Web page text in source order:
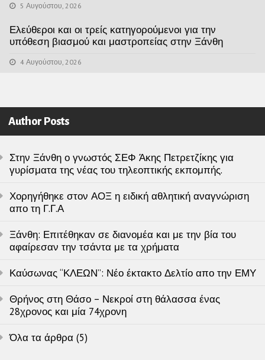
5 Αυγούστου, 2026
Ελεύθεροι και οι τρείς κατηγορούμενοι για την
υπόθεση βιασμού και μαστροπείας στην Ξάνθη
4 Αυγούστου, 2026
Author Posts
Στην Ξάνθη ο γνωστός ΣΕΦ Άκης Πετρετζίκης για
γυρίσματα της νέας του τηλεοπτικής εκπομπής.
Χορηγήθηκε στον ΑΟΞ η ειδική αθλητική αναγνώριση
απο τη Γ.Γ.Α
Ξάνθη: Επιτέθηκαν σε διανομέα και με την βία του
αφαίρεσαν την τσάντα με τα χρήματα
Καύσωνας “ΚΛΕΩΝ”: Νέο έκτακτο Δελτίο απο την ΕΜΥ
Θρήνος στη Θάσο – Νεκροί στη θάλασσα ένας
28χρονος και μία 74χρονη
Όλα τα άρθρα (5)